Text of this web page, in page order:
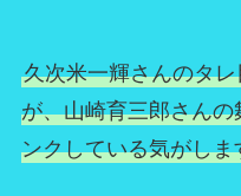
久次米一輝さんのタ
が、山崎育三郎さん
ンクしている気がしま